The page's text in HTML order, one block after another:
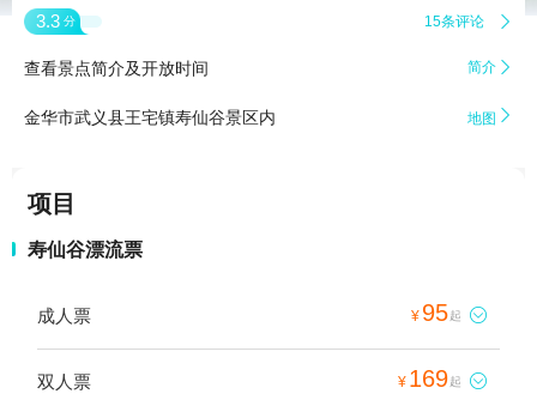
3.3 分 15条评论 
查看景点简介及开放时间 简介 
金华市武义县王宅镇寿仙谷景区内 地图 
项目
寿仙谷漂流票
成人票 ¥ 95起 
双人票 ¥ 169起 